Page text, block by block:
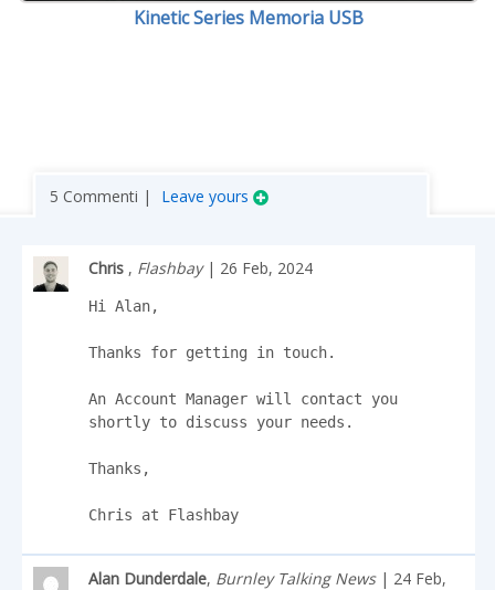
Kinetic Series Memoria USB
5 Commenti | Leave yours
Chris , Flashbay| 26 Feb, 2024
Hi Alan,
Thanks for getting in touch.
An Account Manager will contact you
shortly to discuss your needs.
Thanks,
Chris at Flashbay
Alan Dunderdale, Burnley Talking News| 24 Feb,